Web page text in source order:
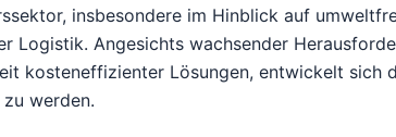
insbesondere im Hinblick auf
Logistik. Angesichts wachsender
kosteneffizienter Lösungen, entwickelt sich
werden.